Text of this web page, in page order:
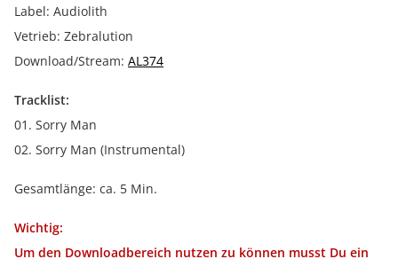
Label: Audiolith
Vetrieb: Zebralution
Download/Stream: AL374
Tracklist:
01. Sorry Man
02. Sorry Man (Instrumental)
Gesamtlänge: ca. 5 Min.
Wichtig:
Um den Downloadbereich nutzen zu können musst Du ein